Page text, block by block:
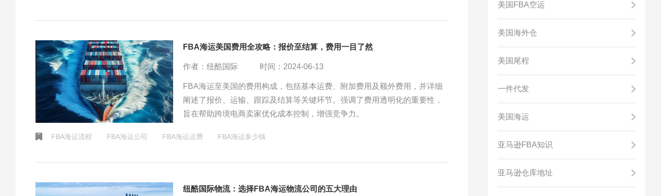
FBA海运美国费用全攻略：报价至结算，费用一目了然
作者：纽酷国际 时间：2024-06-13
FBA海运至美国的费用构成，包括基本运费、附加费用及额外费用，并详细
阐述了报价、运输、跟踪及结算等关键环节。强调了费用透明化的重要性，
旨在帮助跨境电商卖家优化成本控制，增强竞争力。
FBA海运流程 FBA海运公司 FBA海运运费 FBA海运多少钱
纽酷国际物流：选择FBA海运物流公司的五大理由
美国FBA空运
美国海外仓
美国尾程
一件代发
美国海运
亚马逊FBA知识
亚马逊仓库地址